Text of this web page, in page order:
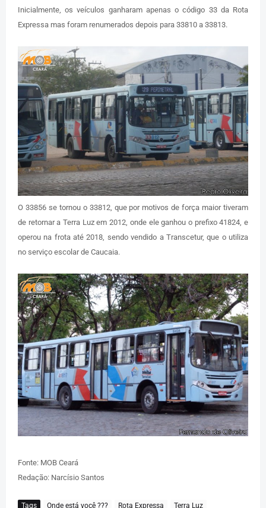
Inicialmente, os veículos ganharam apenas o código 33 da Rota
Expressa mas foram renumerados depois para 33810 a 33813.
O 33856 se tornou o 33812, que por motivos de força maior tiveram
de retornar a Terra Luz em 2012, onde ele ganhou o prefixo 41824, e
operou na frota até 2018, sendo vendido a Transcetur, que o utiliza
no serviço escolar de Caucaia.
Fonte: MOB Ceará
Redação: Narcísio Santos
Tags Onde está você ??? Rota Expressa Terra Luz